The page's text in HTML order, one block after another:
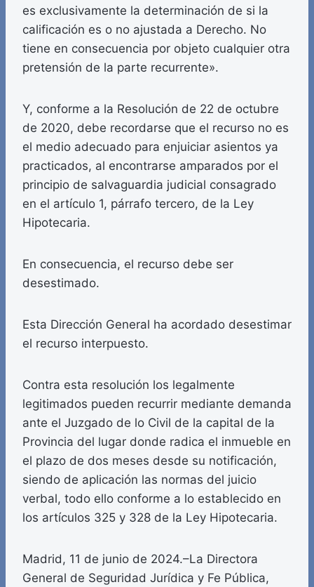
es exclusivamente la determinación de si la
calificación es o no ajustada a Derecho. No
tiene en consecuencia por objeto cualquier otra
pretensión de la parte recurrente».
Y, conforme a la Resolución de 22 de octubre
de 2020, debe recordarse que el recurso no es
el medio adecuado para enjuiciar asientos ya
practicados, al encontrarse amparados por el
principio de salvaguardia judicial consagrado
en el artículo 1, párrafo tercero, de la Ley
Hipotecaria.
En consecuencia, el recurso debe ser
desestimado.
Esta Dirección General ha acordado desestimar
el recurso interpuesto.
Contra esta resolución los legalmente
legitimados pueden recurrir mediante demanda
ante el Juzgado de lo Civil de la capital de la
Provincia del lugar donde radica el inmueble en
el plazo de dos meses desde su notificación,
siendo de aplicación las normas del juicio
verbal, todo ello conforme a lo establecido en
los artículos 325 y 328 de la Ley Hipotecaria.
Madrid, 11 de junio de 2024.–La Directora
General de Seguridad Jurídica y Fe Pública,